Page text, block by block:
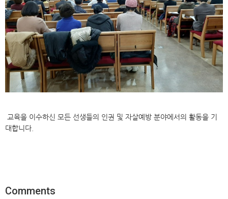
교육을 이수하신 모든 선생들의 인권 및 자살예방 분야에서의 활동을 기
대합니다.
Comments